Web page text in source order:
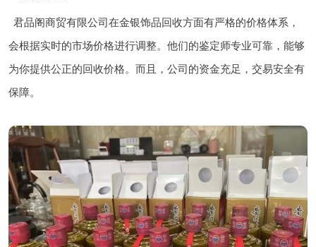
君品阁商贸有限公司在金银饰品回收方面有严格的价格体系，
会根据实时的市场价格进行调整。他们的鉴定师专业可靠，能够
为你提供公正的回收价格。而且，公司的资金充足，交易安全有
保障。